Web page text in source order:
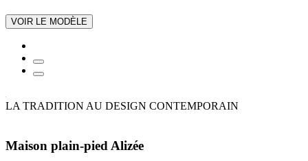
VOIR LE MODÈLE
LA TRADITION AU DESIGN CONTEMPORAIN
Maison plain-pied Alizée